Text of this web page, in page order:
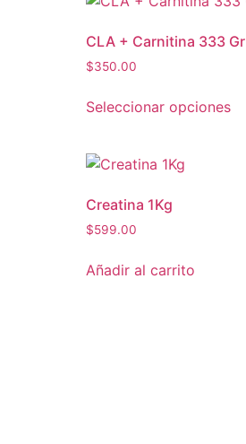
CLA + Carnitina 333 Gr
$350.00
Seleccionar opciones
Creatina 1Kg
$599.00
Añadir al carrito